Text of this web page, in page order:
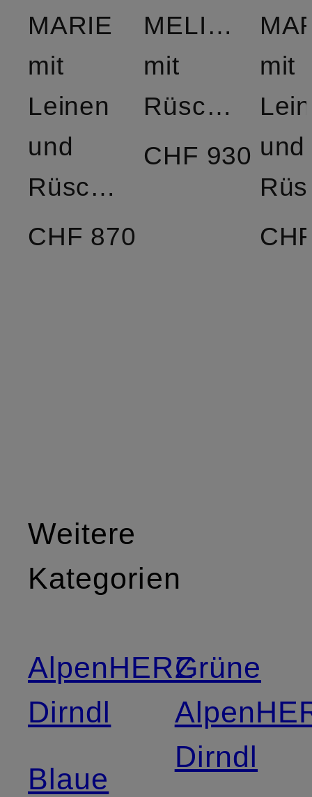
MARIE
mit
Leinen
und
Rüschen
CHF 870
MELISSA
mit
Rüschen
CHF 930
mit
und
Weitere
Kategorien
AlpenHERZ
Dirndl
Blaue
Grüne
Dirndl